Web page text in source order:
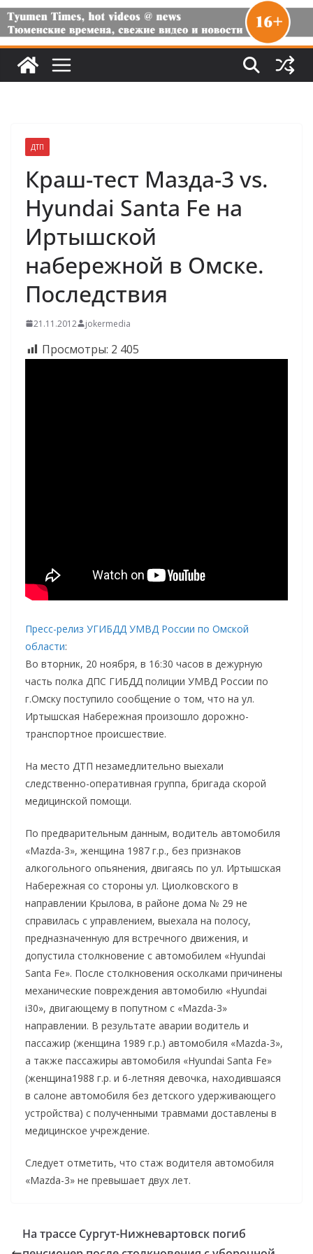
ДТП
Краш-тест Мазда-3 vs.
Hyundai Santa Fe на
Иртышской
набережной в Омске.
Последствия
21.11.2012 jokermedia
Просмотры: 2 405
Пресс-релиз УГИБДД УМВД России по Омской
области:
Во вторник, 20 ноября, в 16:30 часов в дежурную
часть полка ДПС ГИБДД полиции УМВД России по
г.Омску поступило сообщение о том, что на ул.
Иртышская Набережная произошло дорожно-
транспортное происшествие.
На место ДТП незамедлительно выехали
следственно-оперативная группа, бригада скорой
медицинской помощи.
По предварительным данным, водитель автомобиля
«Mazda-3», женщина 1987 г.р., без признаков
алкогольного опьянения, двигаясь по ул. Иртышская
Набережная со стороны ул. Циолковского в
направлении Крылова, в районе дома № 29 не
справилась с управлением, выехала на полосу,
предназначенную для встречного движения, и
допустила столкновение с автомобилем «Hyundai
Santa Fe». После столкновения осколками причинены
механические повреждения автомобилю «Hyundai
i30», двигающему в попутном с «Mazda-3»
направлении. В результате аварии водитель и
пассажир (женщина 1989 г.р.) автомобиля «Mazda-3»,
а также пассажиры автомобиля «Hyundai Santa Fe»
(женщина1988 г.р. и 6-летняя девочка, находившаяся
в салоне автомобиля без детского удерживающего
устройства) с полученными травмами доставлены в
медицинское учреждение.
Следует отметить, что стаж водителя автомобиля
«Mazda-3» не превышает двух лет.
На трассе Сургут-Нижневартовск погиб